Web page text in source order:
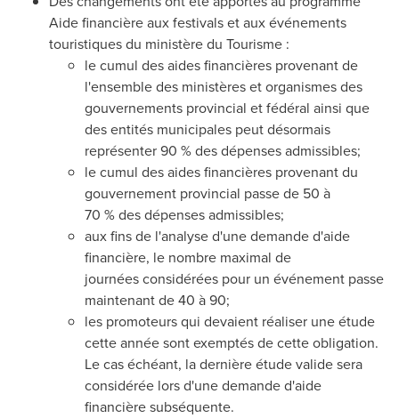
Aide financière aux festivals et aux événements
touristiques du ministère du Tourisme :
le cumul des aides financières provenant de
l'ensemble des ministères et organismes des
gouvernements provincial et fédéral ainsi que
des entités municipales peut désormais
représenter 90 % des dépenses admissibles;
le cumul des aides financières provenant du
gouvernement provincial passe de 50 à
70 % des dépenses admissibles;
aux fins de l'analyse d'une demande d'aide
financière, le nombre maximal de
journées considérées pour un événement passe
maintenant de 40 à 90;
les promoteurs qui devaient réaliser une étude
cette année sont exemptés de cette obligation.
Le cas échéant, la dernière étude valide sera
considérée lors d'une demande d'aide
financière subséquente.